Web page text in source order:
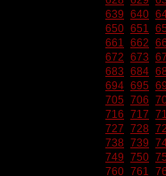
639 640
650 651
661 662
672 673
683 684
694 695
705 706
716 717
727 728
738 739
749 750
760 761